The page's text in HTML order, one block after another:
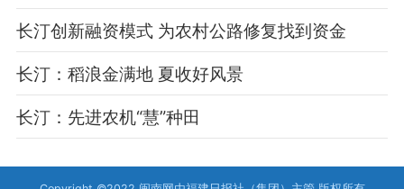
长汀创新融资模式 为农村公路修复找到资金
长汀：稻浪金满地 夏收好风景
长汀：先进农机“慧”种田